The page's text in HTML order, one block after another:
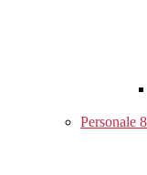
Personale